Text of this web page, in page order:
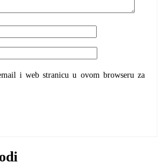
i web stranicu u ovom browseru za